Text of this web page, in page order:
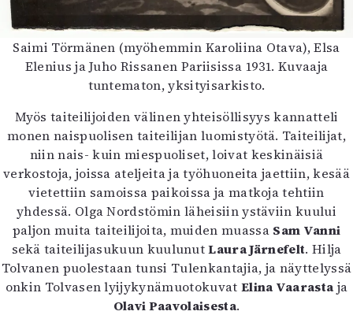
Saimi Törmänen (myöhemmin Karoliina Otava), Elsa
Elenius ja Juho Rissanen Pariisissa 1931. Kuvaaja
tuntematon, yksityisarkisto.
Myös taiteilijoiden välinen yhteisöllisyys kannatteli
monen naispuolisen taiteilijan luomistyötä. Taiteilijat,
niin nais- kuin miespuoliset, loivat keskinäisiä
verkostoja, joissa ateljeita ja työhuoneita jaettiin, kesää
vietettiin samoissa paikoissa ja matkoja tehtiin
yhdessä. Olga Nordstömin läheisiin ystäviin kuului
paljon muita taiteilijoita, muiden muassa Sam Vanni
sekä taiteilijasukuun kuulunutLaura Järnefelt. Hilja
Tolvanen puolestaan tunsi Tulenkantajia, ja näyttelyssä
onkin Tolvasen lyijykynämuotokuvat Elina Vaarasta ja
Olavi Paavolaisesta.